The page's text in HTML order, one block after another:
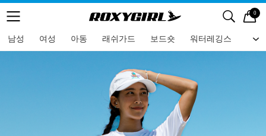
메뉴 검색
로고 0
남성 여성 아동 래쉬가드 보드숏 워터레깅스 비
메뉴